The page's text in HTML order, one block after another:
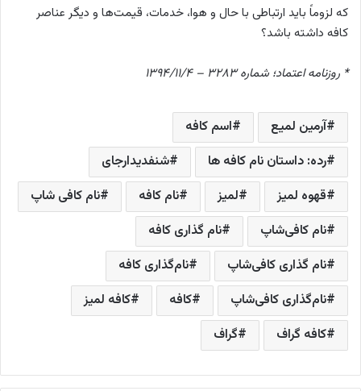
که لزوماً باید ارتباطی با حال و هوا، خدمات، قیمت‌ها و دیگر عناصر
کافه داشته باشد؟
* روزنامه اعتماد؛ شماره ۳۲۸۳ – ۱۳۹۴/۱۱/۴
آرمین لمیع
اسم کافه
رده: داستان نام کافه ها
شنفدیدارجای
قهوه لمیز
لمیز نام کافه
نام کافی شاپ
نام کافی‌شاپ
نام گذاری کافه
نام گذاری کافی‌شاپ
نام‌گذاری کافه
نام‌گذاری کافی‌شاپ
کافه
کافه لمیز
کافه گراف
گراف